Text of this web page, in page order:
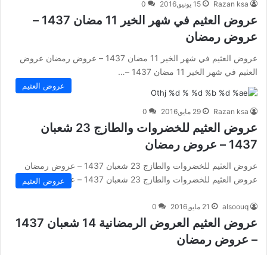
Razan ksa 15 يونيو,2016 0
عروض العثيم في شهر الخير 11 مضان 1437 –
عروض رمضان
عروض العثيم في شهر الخير 11 مضان 1437 – عروض رمضان عروض
العثيم في شهر الخير 11 مضان 1437 –…
عروض العثيم
Razan ksa 29 مايو,2016 0
عروض العثيم للخضروات والطازج 23 شعبان
1437 – عروض رمضان
عروض العثيم للخضروات والطازج 23 شعبان 1437 – عروض رمضان
عروض العثيم للخضروات والطازج 23 شعبان 1437 – عروض رمضان…
عروض العثيم
alsoouq 21 مايو,2016 0
عروض العثيم العروض الرمضانية 14 شعبان 1437
– عروض رمضان